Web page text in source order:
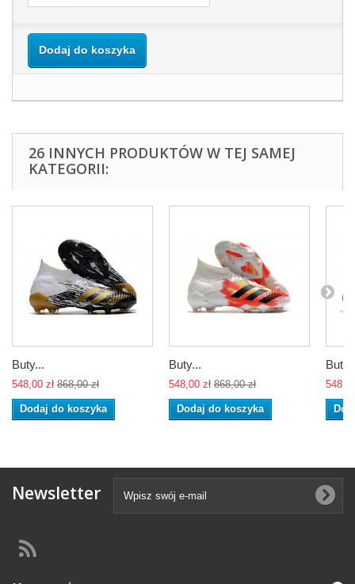
Dodaj do koszyka
26 INNYCH PRODUKTÓW W TEJ SAMEJ
KATEGORII:
Buty...
548,00 zł 868,00 zł
Dodaj do koszyka
Buty...
548,00 zł 868,00 zł
Dodaj do koszyka
Newsletter